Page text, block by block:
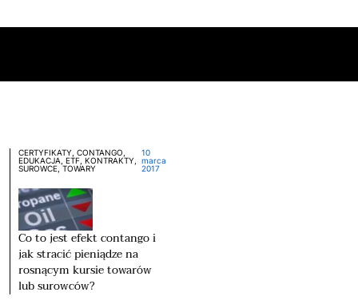
CERTYFIKATY, CONTANGO,
EDUKACJA, ETF, KONTRAKTY,
SUROWCE, TOWARY
10
marca
2017
Co to jest efekt contango i
jak stracić pieniądze na
rosnącym kursie towarów
lub surowców?